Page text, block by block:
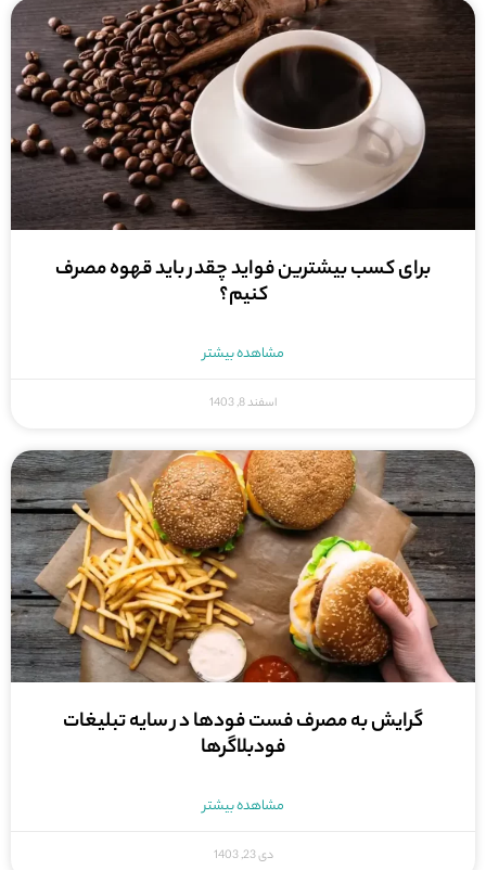
برای کسب بیشترین فواید چقدر باید قهوه مصرف
کنیم؟
مشاهده بیشتر
اسفند 8, 1403
گرایش به مصرف فست فودها در سایه تبلیغات
فودبلاگرها
مشاهده بیشتر
دی 23, 1403